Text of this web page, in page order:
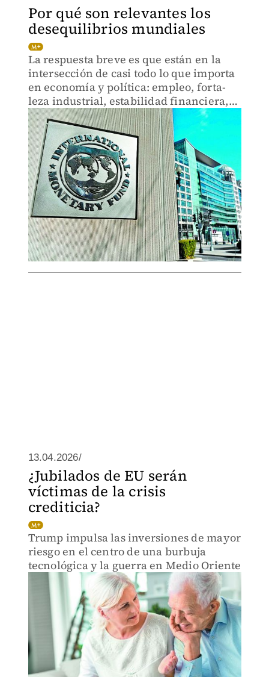
Por qué son relevantes los
desequilibrios mundiales
La res­puesta breve es que están en la
inter­sec­ción de casi todo lo que importa
en eco­no­mía y polí­tica: empleo, for­ta­
leza indus­trial, estabilidad financiera,
normas fis­ca­les y gestión del tipo de
cambio
13.04.2026/
¿Jubilados de EU serán
víctimas de la crisis
crediticia?
Trump impulsa las inversiones de mayor
riesgo en el centro de una burbuja
tecnológica y la guerra en Medio Oriente